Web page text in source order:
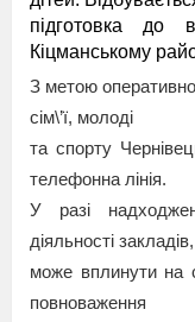
підготовка до
Кіцманському
З метою
сім\’ї, молоді
та спорту
телефонна лінія.
У разі
діяльності
може вплинути на
повноваження